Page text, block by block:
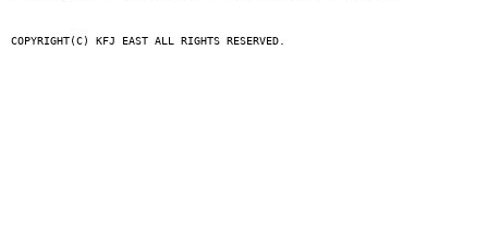
COPYRIGHT(C) KFJ EAST ALL RIGHTS RESERVED.